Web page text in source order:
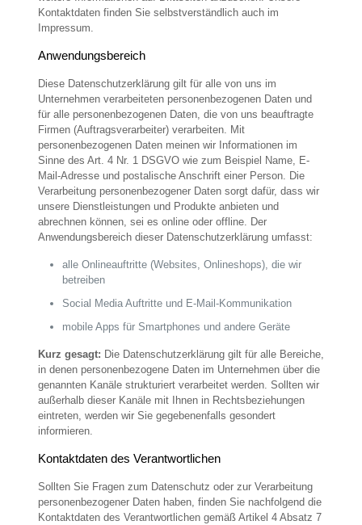
Kontaktdaten finden Sie selbstverständlich auch im
Impressum.
Anwendungsbereich
Diese Datenschutzerklärung gilt für alle von uns im
Unternehmen verarbeiteten personenbezogenen Daten und
für alle personenbezogenen Daten, die von uns beauftragte
Firmen (Auftragsverarbeiter) verarbeiten. Mit
personenbezogenen Daten meinen wir Informationen im
Sinne des Art. 4 Nr. 1 DSGVO wie zum Beispiel Name, E-
Mail-Adresse und postalische Anschrift einer Person. Die
Verarbeitung personenbezogener Daten sorgt dafür, dass wir
unsere Dienstleistungen und Produkte anbieten und
abrechnen können, sei es online oder offline. Der
Anwendungsbereich dieser Datenschutzerklärung umfasst:
alle Onlineauftritte (Websites, Onlineshops), die wir
betreiben
Social Media Auftritte und E-Mail-Kommunikation
mobile Apps für Smartphones und andere Geräte
Kurz gesagt: Die Datenschutzerklärung gilt für alle Bereiche,
in denen personenbezogene Daten im Unternehmen über die
genannten Kanäle strukturiert verarbeitet werden. Sollten wir
außerhalb dieser Kanäle mit Ihnen in Rechtsbeziehungen
eintreten, werden wir Sie gegebenenfalls gesondert
informieren.
Kontaktdaten des Verantwortlichen
Sollten Sie Fragen zum Datenschutz oder zur Verarbeitung
personenbezogener Daten haben, finden Sie nachfolgend die
Kontaktdaten des Verantwortlichen gemäß Artikel 4 Absatz 7